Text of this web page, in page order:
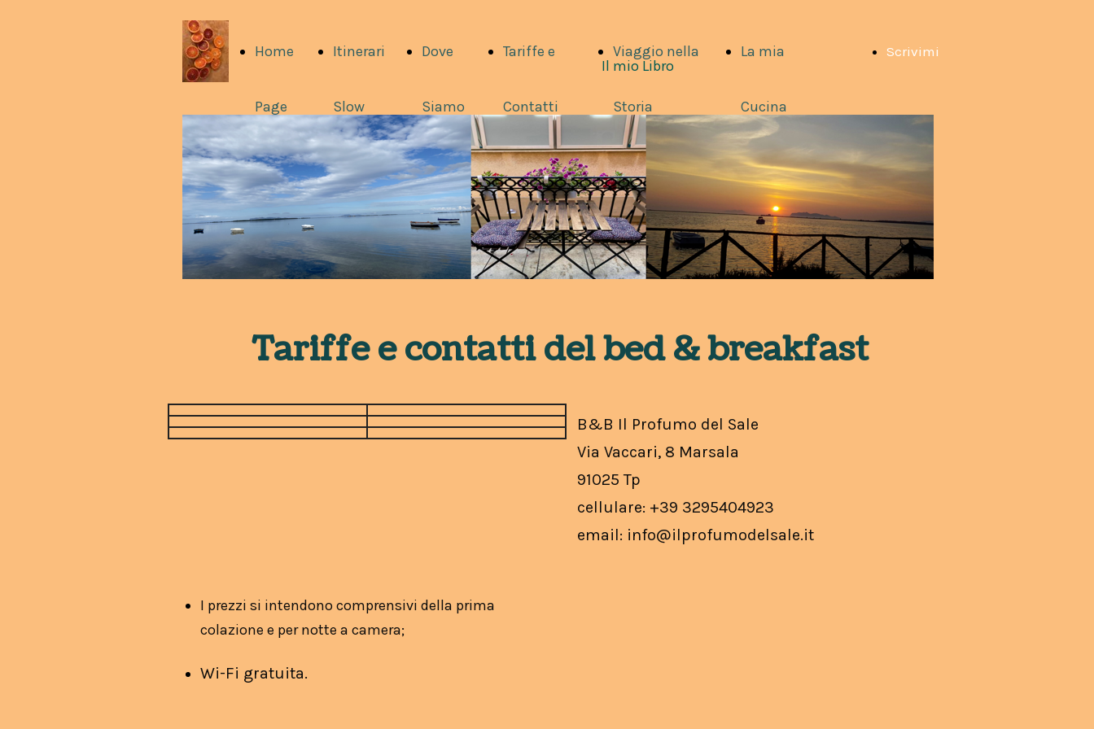
Home
Page
Itinerari
Slow
Dove
Siamo
Tariffe e
Contatti
Viaggio nella
Storia
La mia
Cucina
Scrivimi
Il mio Libro
Tariffe e contatti del bed & breakfast
B&B Il Profumo del Sale
Via Vaccari, 8 Marsala
91025 Tp
cellulare: +39 3295404923
email: info@ilprofumodelsale.it
I prezzi si intendono comprensivi della prima
colazione e per notte a camera;
Wi-Fi gratuita.